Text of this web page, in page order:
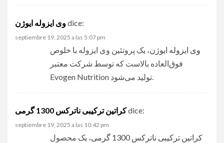
وی ایزوله ایوژنdice:
septiembre 19, 2025 a las 5:07 pm
وی ایزوله ایوژن، یک پروتئین وی ایزوله با خلوص
فوق‌العاده بالاست که توسط شرکت معتبر
Evogen Nutrition تولید می‌شود.
کراتین ترکیبی ناترکس 1300 گرمیdice:
septiembre 19, 2025 a las 10:42 pm
کراتین ترکیبی ناترکس 1300 گرمی
، یک محصول